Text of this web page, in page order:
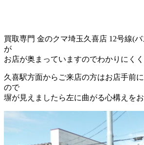
買取専門 金のクマ埼玉久喜店 12号線(
が
お店が奥まっていますのでわかりにくく
久喜駅方面からご来店の方はお店手前
ので
塀が見えましたら左に曲がる心構えを